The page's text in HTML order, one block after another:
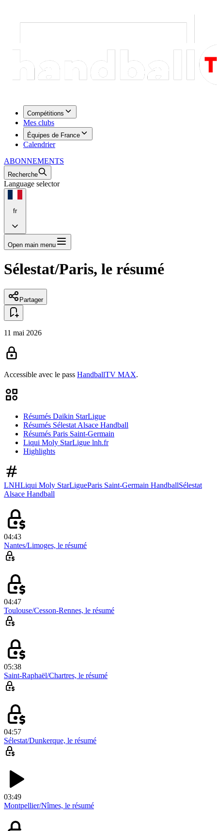
Compétitions
Mes clubs
Équipes de France
Calendrier
ABONNEMENTS
Recherche
Language selector
fr
Open main menu
Sélestat/Paris, le résumé
Partager
11 mai 2026
Accessible avec le pass HandballTV MAX.
Résumés Daikin StarLigue
Résumés Sélestat Alsace Handball
Résumés Paris Saint-Germain
Liqui Moly StarLigue lnh.fr
Highlights
LNHLiqui Moly StarLigueParis Saint-Germain HandballSélestat
Alsace Handball
04:43
Nantes/Limoges, le résumé
04:47
Toulouse/Cesson-Rennes, le résumé
05:38
Saint-Raphaël/Chartres, le résumé
04:57
Sélestat/Dunkerque, le résumé
03:49
Montpellier/Nîmes, le résumé